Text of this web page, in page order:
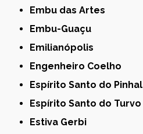
Embu das Artes
Embu-Guaçu
Emilianópolis
Engenheiro Coelho
Espírito Santo do Pinhal
Espírito Santo do Turvo
Estiva Gerbi